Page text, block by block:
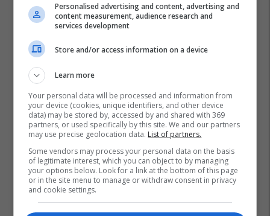
Personalised advertising and content, advertising and
content measurement, audience research and
services development
Store and/or access information on a device
Learn more
Your personal data will be processed and information from
your device (cookies, unique identifiers, and other device
data) may be stored by, accessed by and shared with 369
partners, or used specifically by this site. We and our partners
may use precise geolocation data. List of partners.
Some vendors may process your personal data on the basis
of legitimate interest, which you can object to by managing
your options below. Look for a link at the bottom of this page
or in the site menu to manage or withdraw consent in privacy
and cookie settings.